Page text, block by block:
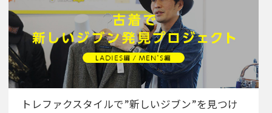
トレファクスタイルで”新しいジブン”を見つけ